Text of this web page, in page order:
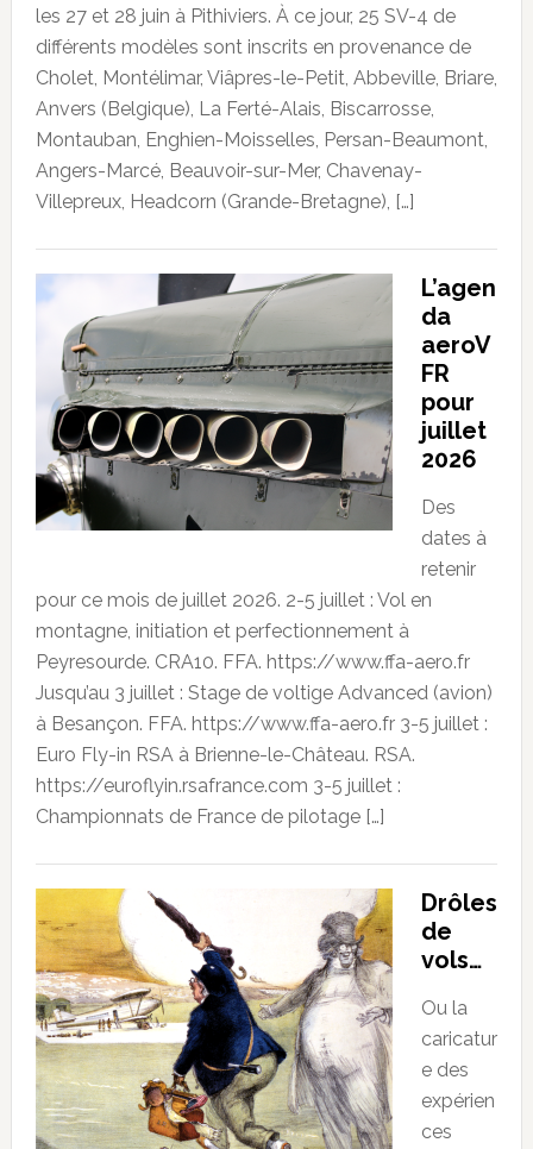
les 27 et 28 juin à Pithiviers. À ce jour, 25 SV-4 de
différents modèles sont inscrits en provenance de
Cholet, Montélimar, Viâpres-le-Petit, Abbeville, Briare,
Anvers (Belgique), La Ferté-Alais, Biscarrosse,
Montauban, Enghien-Moisselles, Persan-Beaumont,
Angers-Marcé, Beauvoir-sur-Mer, Chavenay-
Villepreux, Headcorn (Grande-Bretagne), […]
L’agen
da
aeroV
FR
pour
juillet
2026
Des
dates à
retenir
pour ce mois de juillet 2026. 2-5 juillet : Vol en
montagne, initiation et perfectionnement à
Peyresourde. CRA10. FFA. https://www.ffa-aero.fr
Jusqu’au 3 juillet : Stage de voltige Advanced (avion)
à Besançon. FFA. https://www.ffa-aero.fr 3-5 juillet :
Euro Fly-in RSA à Brienne-le-Château. RSA.
https://euroflyin.rsafrance.com 3-5 juillet :
Championnats de France de pilotage […]
Drôles
de
vols…
Ou la
caricatur
e des
expérien
ces